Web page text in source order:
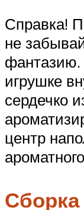
Справка!
не
фантазию.
игрушке
сердечко
центр
Сборка